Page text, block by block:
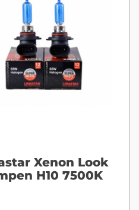
Xenon Look
H10 7500K